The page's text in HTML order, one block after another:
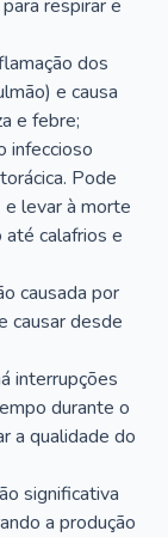
respirar e
dos
e causa
e febre;
infeccioso
Pode
e levar à morte
até calafrios e
causada por
causar desde
interrupções
durante o
a qualidade do
significativa
a produção